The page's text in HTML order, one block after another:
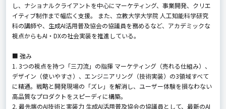
し、ナショナルクライアントを中心にマーケティング、事業開発、クリエ
イティブ制作まで幅広く支援。 また、立教大学大学院 人工知能科学研究
科の講師や、生成AI活用普及協会の協議員を務めるなど、アカデミックな
視点からもAI・DXの社会実装を推進している。
■ 強み
1. 3つの視点を持つ「三刀流」の指揮 マーケティング（売れる仕組み）、
デザイン（使いやすさ）、エンジニアリング（技術実装）の3領域すべて
に精通。戦略と開発現場の「ズレ」を解消し、ユーザー体験を損なわない
高品質なプロダクトをスピーディに構築。
2. 最先端のAI技術と実装力 生成AI活用普及協会の協議員として、最新のAI